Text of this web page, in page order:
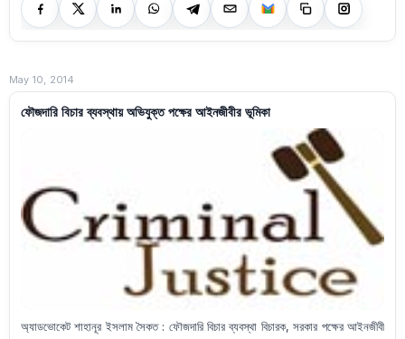
May 10, 2014
ফৌজদারি বিচার ব্যবস্থায় অভিযুক্ত পক্ষের আইনজীবীর ভূমিকা
অ্যাডভোকেট শাহানূর ইসলাম সৈকত : ফৌজদারি বিচার ব্যবস্থা বিচারক, সরকার পক্ষের আইনজীবী